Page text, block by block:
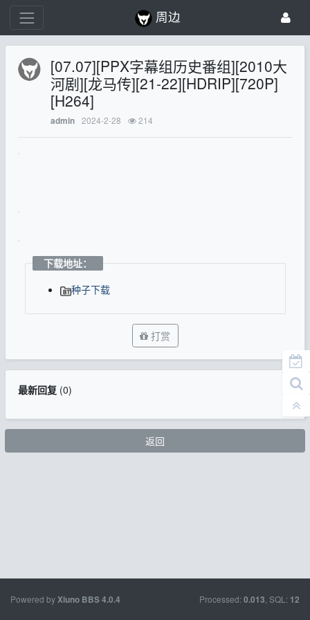
周边
[07.07][PPX字幕组历史番组][2010大
河剧][龙马传][21-22][HDRIP][720P]
[H264]
admin 2024-2-28 214
下载地址：
种子下载
打赏
最新回复(0)
返回
Powered byXiuno BBS4.0.4 Processed: 0.013 , SQL: 12